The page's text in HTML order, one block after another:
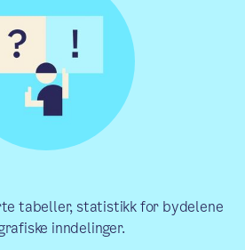
tabeller, statistikk for bydelene
inndelinger.